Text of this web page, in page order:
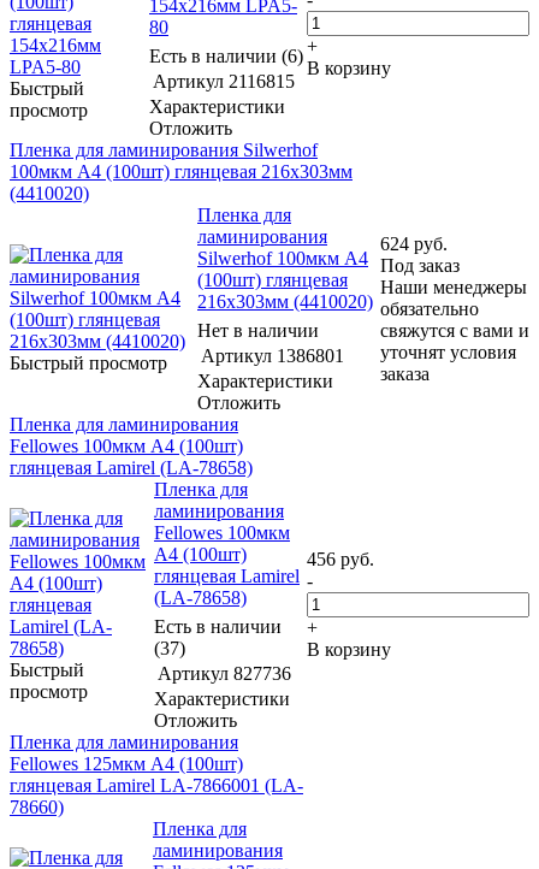
Быстрый
просмотр
154x216мм LPA5-
80
Есть в наличии (6)
Артикул 2116815
Характеристики
Отложить
+
В корзину
Пленка для ламинирования Silwerhof
100мкм A4 (100шт) глянцевая 216x303мм
(4410020)
Быстрый просмотр
Пленка для
ламинирования
Silwerhof 100мкм A4
(100шт) глянцевая
216x303мм (4410020)
Нет в наличии
Артикул 1386801
Характеристики
Отложить
624 руб.
Под заказ
Наши менеджеры
обязательно
свяжутся с вами и
уточнят условия
заказа
Пленка для ламинирования
Fellowes 100мкм A4 (100шт)
глянцевая Lamirel (LA-78658)
Быстрый
просмотр
Пленка для
ламинирования
Fellowes 100мкм
A4 (100шт)
глянцевая Lamirel
(LA-78658)
Есть в наличии
(37)
Артикул 827736
Характеристики
Отложить
456 руб.
-
+
В корзину
Пленка для ламинирования
Fellowes 125мкм A4 (100шт)
глянцевая Lamirel LA-7866001 (LA-
78660)
Пленка для
ламинирования